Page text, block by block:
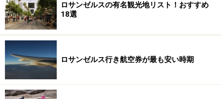
ロサンゼルスの有名観光地リスト！おすすめ
18選
ロサンゼルス行き航空券が最も安い時期